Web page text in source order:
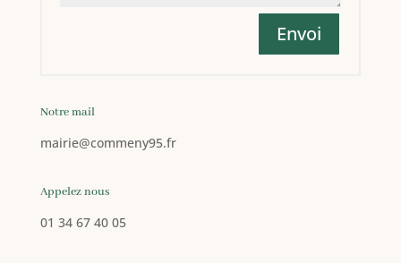
Envoi
Notre mail
mairie@commeny95.fr
Appelez nous
01 34 67 40 05